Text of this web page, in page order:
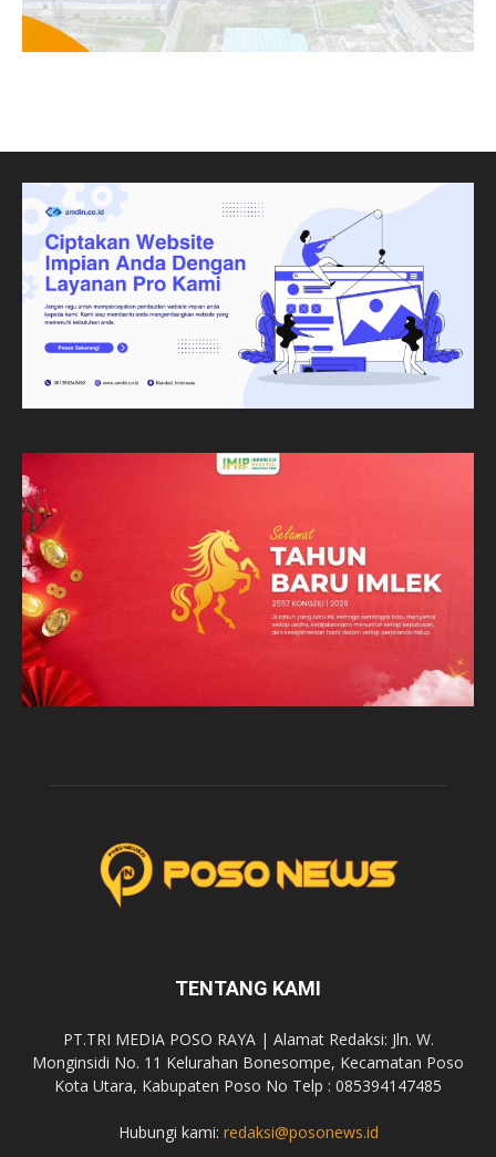
TENTANG KAMI
PT.TRI MEDIA POSO RAYA | Alamat Redaksi: Jln. W.
Monginsidi No. 11 Kelurahan Bonesompe, Kecamatan Poso
Kota Utara, Kabupaten Poso No Telp : 085394147485
Hubungi kami: redaksi@posonews.id